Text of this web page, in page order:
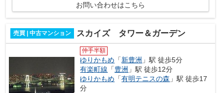
お問い合わせはこちら
売買 | 中古マンション スカイズ タワー＆ガーデン
仲手半額
ゆりかもめ 「新豊洲 」駅 徒歩5分
有楽町線 「豊洲 」駅 徒歩12分
ゆりかもめ 「有明テニスの森 」駅 徒歩17
分